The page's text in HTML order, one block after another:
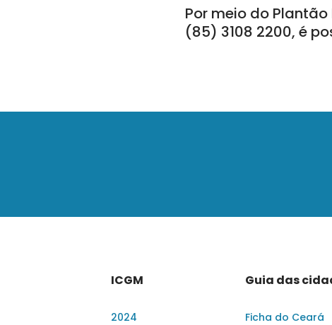
Por meio do Plantão
(85) 3108 2200, é
ICGM
2024
Guia das
Ficha do Ceará